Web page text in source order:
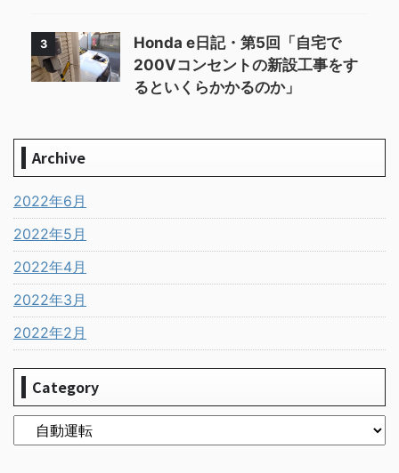
3
Honda e日記・第5回「自宅で
200Vコンセントの新設工事をす
るといくらかかるのか」
Archive
2022年6月
2022年5月
2022年4月
2022年3月
2022年2月
Category